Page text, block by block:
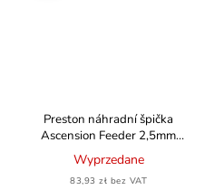
Preston náhradní špička
Ascension Feeder 2,5mm
Quivertip 2OZ
Wyprzedane
83,93 zł bez VAT